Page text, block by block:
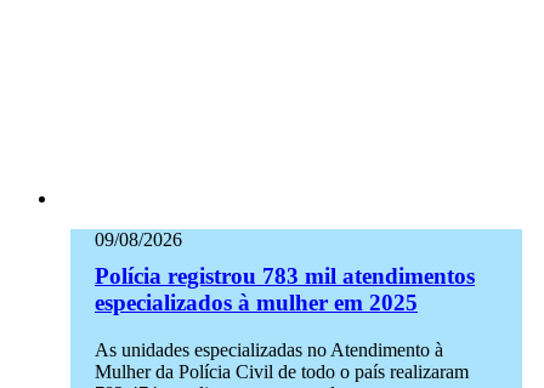
09/08/2026
Polícia registrou 783 mil atendimentos
especializados à mulher em 2025
As unidades especializadas no Atendimento à
Mulher da Polícia Civil de todo o país realizaram